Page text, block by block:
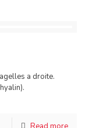
a droite.